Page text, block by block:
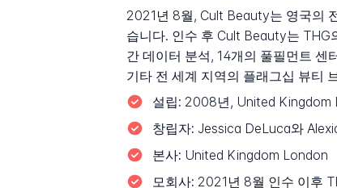
2021년 8월, Cult Beauty는 영국의
습니다. 인수 후 Cult Beauty는 THG
간 데이터 분석, 14개의 풀필먼트
기타 전 세계 지역의 플래그십 뷰티
설립: 2008년, United Kingdom
창립자: Jessica DeLuca와
본사: United Kingdom London
모회사: 2021년 8월 인수 이후